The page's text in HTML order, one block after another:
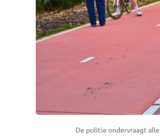
De politie ondervraagt